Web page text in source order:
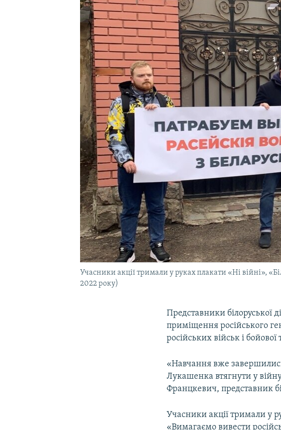
Учасники акції тримали у руках плакати «Ні війні»,
2022 року)
Представники білоруської
приміщення російського
російських військ і бойової
«Навчання вже
Лукашенка втягнути у
Францкевич, представник
Учасники акції тримали у
«Вимагаємо вивести